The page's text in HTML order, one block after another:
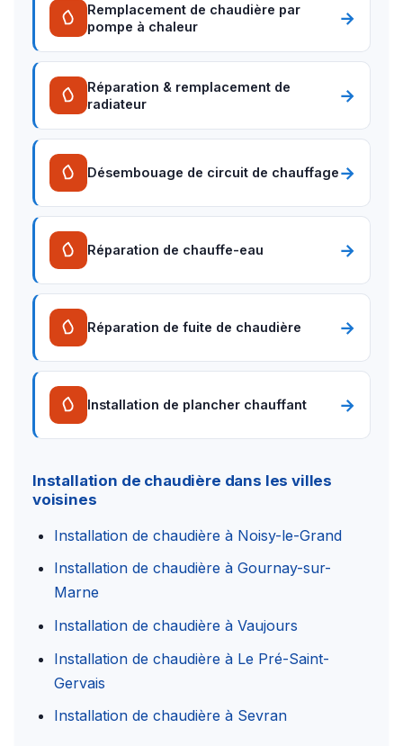
Remplacement de chaudière par
pompe à chaleur
→
Réparation & remplacement de
radiateur
→
Désembouage de circuit de chauffage→
Réparation de chauffe-eau →
Réparation de fuite de chaudière →
Installation de plancher chauffant →
Installation de chaudière dans les villes
voisines
Installation de chaudière à Noisy-le-Grand
Installation de chaudière à Gournay-sur-
Marne
Installation de chaudière à Vaujours
Installation de chaudière à Le Pré-Saint-
Gervais
Installation de chaudière à Sevran